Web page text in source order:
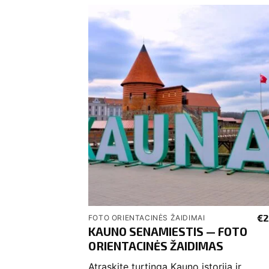
FOTO ORIENTACINĖS ŽAIDIMAI
KAUNO SENAMIESTIS — FOTO
ORIENTACINĖS ŽAIDIMAS
€